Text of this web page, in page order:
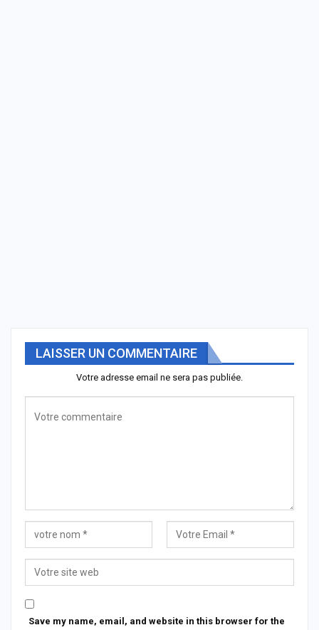
LAISSER UN COMMENTAIRE
Votre adresse email ne sera pas publiée.
Save my name, email, and website in this browser for the